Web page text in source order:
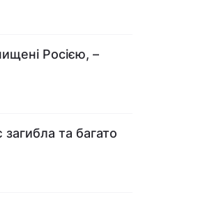
Росією, –
та багато